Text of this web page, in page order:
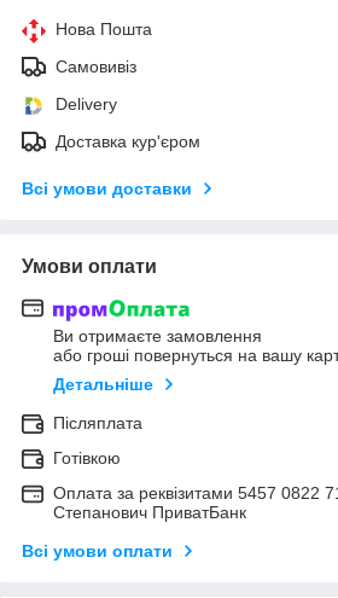
Нова Пошта
Самовивіз
Delivery
Доставка кур'єром
Всі умови доставки
Умови оплати
Ви отримаєте замовлення
або гроші повернуться на вашу
Детальніше
Післяплата
Готівкою
Оплата за реквізитами 5457 0822
Степанович ПриватБанк
Всі умови оплати